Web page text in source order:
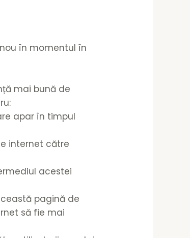
în momentul în
mai bună de
apar în timpul
internet către
acestei
pagină de
să fie mai